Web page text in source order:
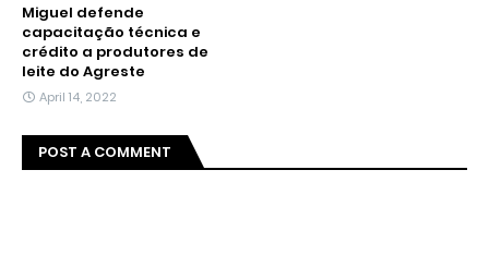
Miguel defende
capacitação técnica e
crédito a produtores de
leite do Agreste
April 14, 2022
POST A COMMENT